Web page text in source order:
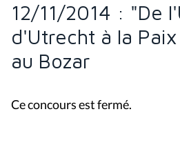
12/11/2014 : "De
d'Utrecht à la
au Bozar
Ce concours est fermé.